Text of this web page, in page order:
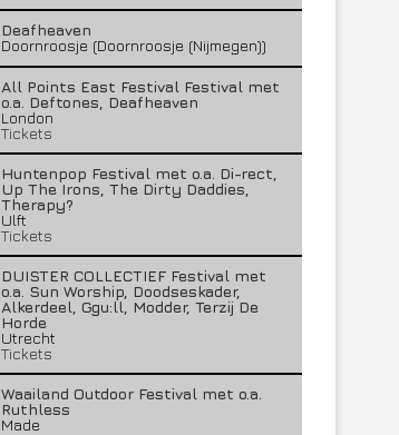
Deafheaven
Doornroosje (Doornroosje (Nijmegen))
All Points East Festival Festival met
o.a. Deftones, Deafheaven
London
Tickets
Huntenpop Festival met o.a. Di-rect,
Up The Irons, The Dirty Daddies,
Therapy?
Ulft
Tickets
DUISTER COLLECTIEF Festival met
o.a. Sun Worship, Doodseskader,
Alkerdeel, Ggu:ll, Modder, Terzij De
Horde
Utrecht
Tickets
Waailand Outdoor Festival met o.a.
Ruthless
Made